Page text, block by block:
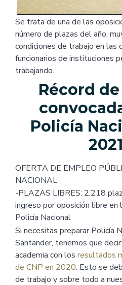
Se trata de una de las
número de plazas del año,
condiciones de trabajo en las
funcionarios de instituciones
trabajando.
Récord
Policía
2021
OFERTA DE EMPLEO
NACIONAL
-PLAZAS LIBRES: 2.218
ingreso por oposición libre en
Policía Nacional
Si necesitas preparar Policía
Santander, tenemos que
academia con los resultados
de CNP en 2020. Esto se
de trabajo y sobre todo a